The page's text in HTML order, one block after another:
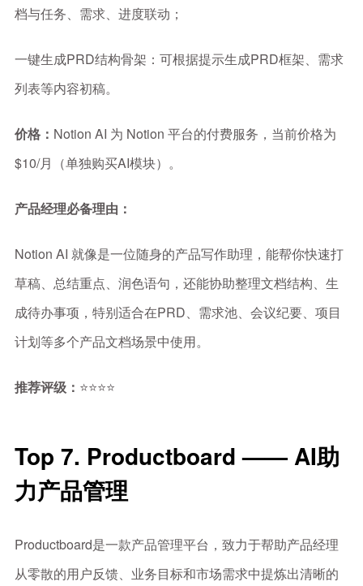
档与任务、需求、进度联动；
一键生成PRD结构骨架：可根据提示生成PRD框架、需求
列表等内容初稿。
价格： Notion AI 为 Notion 平台的付费服务，当前价格为
$10/月（单独购买AI模块）。
产品经理必备理由：
Notion AI 就像是一位随身的产品写作助理，能帮你快速打
草稿、总结重点、润色语句，还能协助整理文档结构、生
成待办事项，特别适合在PRD、需求池、会议纪要、项目
计划等多个产品文档场景中使用。
推荐评级： ⭐⭐⭐⭐
Top 7. Productboard —— AI助
力产品管理
Productboard是一款产品管理平台，致力于帮助产品经理
从零散的用户反馈、业务目标和市场需求中提炼出清晰的